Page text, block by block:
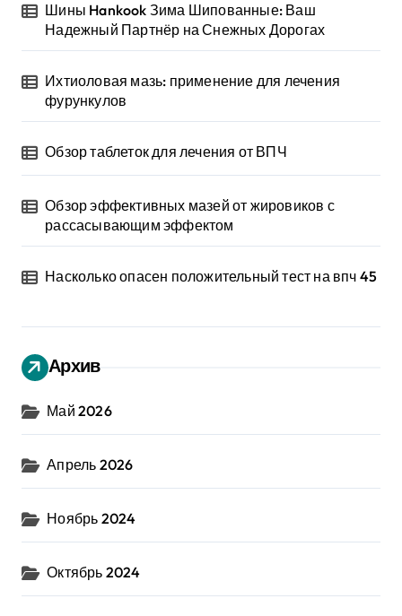
Шины Hankook Зима Шипованные: Ваш
Надежный Партнёр на Снежных Дорогах
Ихтиоловая мазь: применение для лечения
фурункулов
Обзор таблеток для лечения от ВПЧ
Обзор эффективных мазей от жировиков с
рассасывающим эффектом
Насколько опасен положительный тест на впч 45
Архив
Май 2026
Апрель 2026
Ноябрь 2024
Октябрь 2024